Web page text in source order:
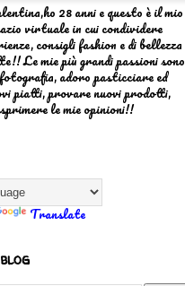
28 anni e questo è il mio
virtuale in cui condividere
consigli fashion e di bellezza
Le mie più grandi passioni sono
adoro pasticciare ed
piatti, provare nuovi prodotti,
le mie opinioni!!
Translate